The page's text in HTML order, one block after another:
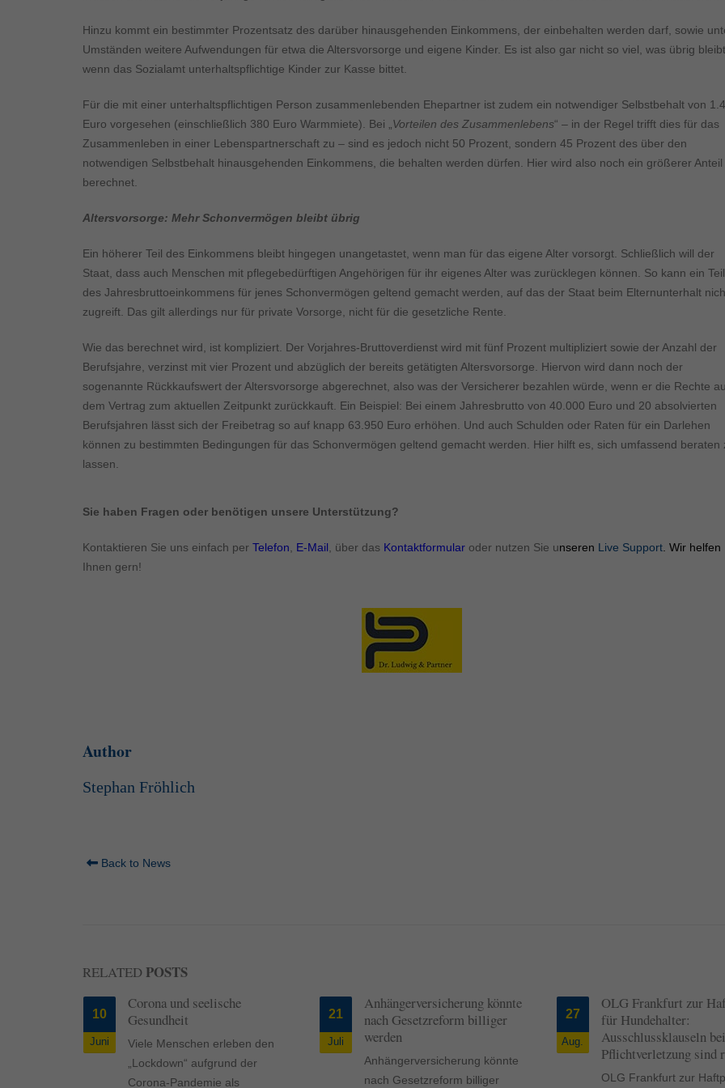
Hinzu kommt ein bestimmter Prozentsatz des darüber hinausgehenden Einkommens, der einbehalten werden darf, sowie
Umständen weitere Aufwendungen für etwa die Altersvorsorge und eigene Kinder. Es ist also gar nicht so viel, was übrig
wenn das Sozialamt unterhaltspflichtige Kinder zur Kasse bittet.
Für die mit einer unterhaltspflichtigen Person zusammenlebenden Ehepartner ist zudem ein notwendiger Selbstbehalt von
Euro vorgesehen (einschließlich 380 Euro Warmmiete). Bei „Vorteilen des Zusammenlebens“ – in der Regel trifft dies für das
Zusammenleben in einer Lebenspartnerschaft zu – sind es jedoch nicht 50 Prozent, sondern 45 Prozent des über den
notwendigen Selbstbehalt hinausgehenden Einkommens, die behalten werden dürfen. Hier wird also noch ein größerer Anteil
berechnet.
Altersvorsorge: Mehr Schonvermögen bleibt übrig
Ein höherer Teil des Einkommens bleibt hingegen unangetastet, wenn man für das eigene Alter vorsorgt. Schließlich will der
Staat, dass auch Menschen mit pflegebedürftigen Angehörigen für ihr eigenes Alter was zurücklegen können. So kann ein Teil
des Jahresbruttoeinkommens für jenes Schonvermögen geltend gemacht werden, auf das der Staat beim Elternunterhalt
zugreift. Das gilt allerdings nur für private Vorsorge, nicht für die gesetzliche Rente.
Wie das berechnet wird, ist kompliziert. Der Vorjahres-Bruttoverdienst wird mit fünf Prozent multipliziert sowie der Anzahl der
Berufsjahre, verzinst mit vier Prozent und abzüglich der bereits getätigten Altersvorsorge. Hiervon wird dann noch der
sogenannte Rückkaufswert der Altersvorsorge abgerechnet, also was der Versicherer bezahlen würde, wenn er die Rechte
dem Vertrag zum aktuellen Zeitpunkt zurückkauft. Ein Beispiel: Bei einem Jahresbrutto von 40.000 Euro und 20 absolvierten
Berufsjahren lässt sich der Freibetrag so auf knapp 63.950 Euro erhöhen. Und auch Schulden oder Raten für ein Darlehen
können zu bestimmten Bedingungen für das Schonvermögen geltend gemacht werden. Hier hilft es, sich umfassend beraten
lassen.
Sie haben Fragen oder benötigen unsere Unterstützung?
Kontaktieren Sie uns einfach per Telefon, E-Mail, über das Kontaktformular oder nutzen Sie unseren Live Support. Wir helfen
Ihnen gern!
Author
Stephan Fröhlich
Back to News
RELATED POSTS
10
Juni
Corona und seelische
Gesundheit
Viele Menschen erleben den
„Lockdown“ aufgrund der
Corona-Pandemie als
21
Juli
Anhängerversicherung könnte
nach Gesetzreform billiger
werden
Anhängerversicherung könnte
nach Gesetzreform billiger
27
Aug.
OLG Frankfurt zur
für Hundehalter:
Ausschlussklauseln bei
Pflichtverletzung sind
OLG Frankfurt zur
Cookie-Informationen anzeigen
powered by Borlabs Cookie